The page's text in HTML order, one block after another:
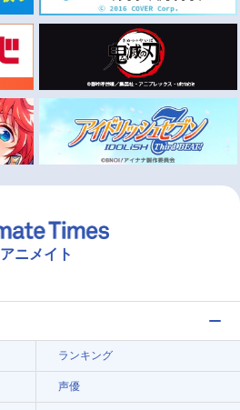
アニメイト
ランキング
声優